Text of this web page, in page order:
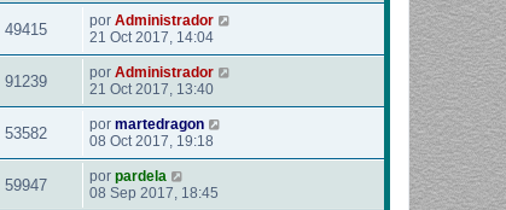
49415 por Administrador
21 Oct 2017, 14:04
91239 por Administrador
21 Oct 2017, 13:40
53582 por martedragon
08 Oct 2017, 19:18
59947 por pardela
08 Sep 2017, 18:45